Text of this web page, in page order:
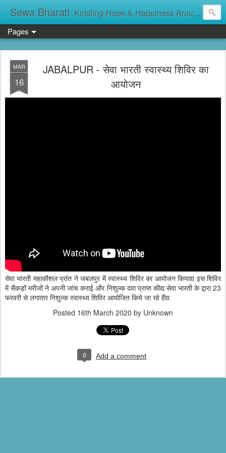
Sewa Bharati Kindling Hope & Happiness Around सेवा भारती சேவாபாரதி సేవా భారతి സേവാഭാരതി સેવા ભારતી সেবা ভাঁরাটি
Pages
MAR
16
JABALPUR - सेवा भारती स्वास्थ्य शिविर का
आयोजन
सेवा भारती महाकौशल प्रांत ने जबलपुर में स्वास्थ्य शिविर का आयोजन कियाद्य इस शिविर
में सैकड़ों मरीजों ने अपनी जांच कराई और निशुल्क दवा प्राप्त कीद्य सेवा भारती के द्वारा 23
फरवरी से लगातार निशुल्क स्वास्थ्य शिविर आयोजित किये जा रहे हैंद्य
Posted 16th March 2020 by Unknown
0 Add a comment